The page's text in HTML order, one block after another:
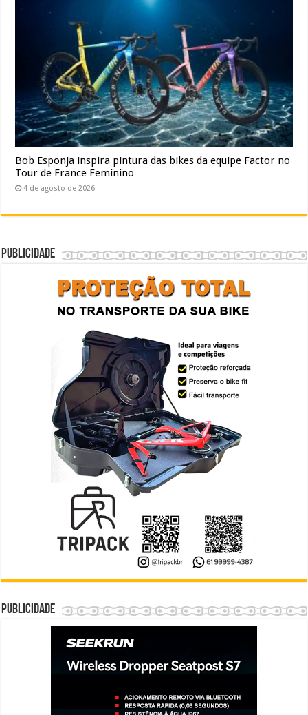
Bob Esponja inspira pintura das bikes da equipe Factor no
Tour de France Feminino
4 de agosto de 2026
Publicidade
Publicidade